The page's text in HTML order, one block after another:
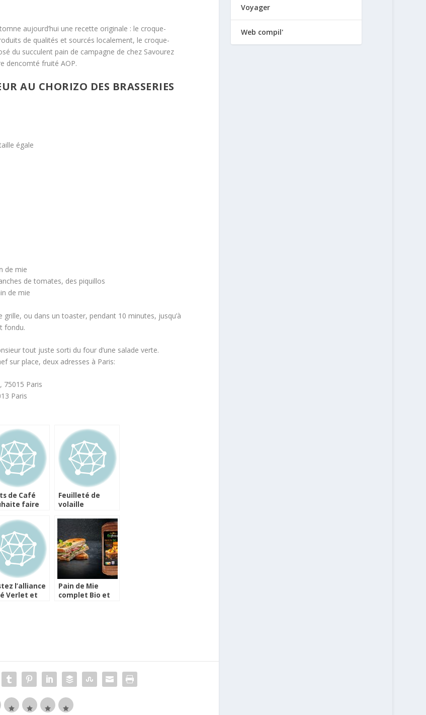
aujourd’hui une recette originale : le croque-
de qualités et sourcés localement, le croque-
du succulent pain de campagne de chez Savourez
dencomté fruité AOP.
AU CHORIZO DES BRASSERIES
égale
de mie
de tomates, des piquillos
de mie
ou dans un toaster, pendant 10 minutes, jusqu’à
fondu.
tout juste sorti du four d’une salade verte.
sur place, deux adresses à Paris:
75015 Paris
Paris
de Café
faire
spécialité
Feuilleté de
volaille
Comté
l’alliance
Verlet et
Pain de Mie
complet Bio et
Voyager
Web compil'